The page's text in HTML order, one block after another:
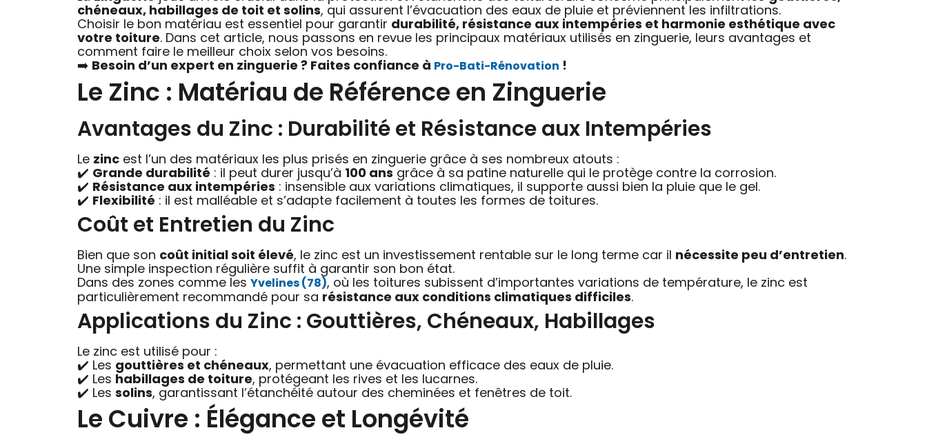
chéneaux, habillages de toit et solins, qui assurent l’évacuation des eaux de pluie et préviennent les infiltrations.
Choisir le bon matériau est essentiel pour garantir durabilité, résistance aux intempéries et harmonie esthétique avec
votre toiture. Dans cet article, nous passons en revue les principaux matériaux utilisés en zinguerie, leurs avantages et
comment faire le meilleur choix selon vos besoins.
➡️ Besoin d’un expert en zinguerie ? Faites confiance à Pro-Bati-Rénovation !
Le Zinc : Matériau de Référence en Zinguerie
Avantages du Zinc : Durabilité et Résistance aux Intempéries
Le zinc est l’un des matériaux les plus prisés en zinguerie grâce à ses nombreux atouts :
✔️ Grande durabilité : il peut durer jusqu’à 100 ans grâce à sa patine naturelle qui le protège contre la corrosion.
✔️ Résistance aux intempéries : insensible aux variations climatiques, il supporte aussi bien la pluie que le gel.
✔️ Flexibilité : il est malléable et s’adapte facilement à toutes les formes de toitures.
Coût et Entretien du Zinc
Bien que son coût initial soit élevé, le zinc est un investissement rentable sur le long terme car il nécessite peu d’entretien.
Une simple inspection régulière suffit à garantir son bon état.
Dans des zones comme les Yvelines (78), où les toitures subissent d’importantes variations de température, le zinc est
particulièrement recommandé pour sa résistance aux conditions climatiques difficiles.
Applications du Zinc : Gouttières, Chéneaux, Habillages
Le zinc est utilisé pour :
✔️ Les gouttières et chéneaux, permettant une évacuation efficace des eaux de pluie.
✔️ Les habillages de toiture, protégeant les rives et les lucarnes.
✔️ Les solins, garantissant l’étanchéité autour des cheminées et fenêtres de toit.
Le Cuivre : Élégance et Longévité